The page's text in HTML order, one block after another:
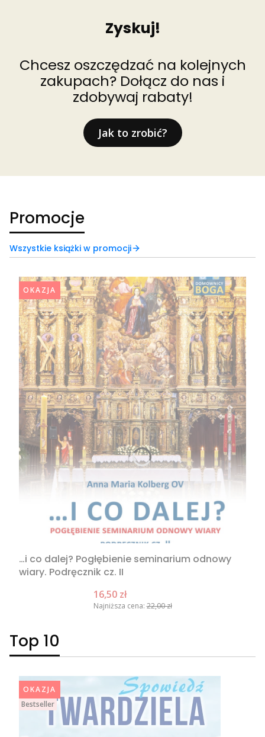
Zyskuj!
Chcesz oszczędzać na kolejnych
zakupach? Dołącz do nas i
zdobywaj rabaty!
Jak to zrobić?
Promocje
Wszystkie książki w promocji
OKAZJA
…i co dalej? Pogłębienie seminarium odnowy
wiary. Podręcznik cz. II
Cena promocyjna
16,50 zł
Najniższa cena: 22,00 zł
Top 10
OKAZJA
Bestseller